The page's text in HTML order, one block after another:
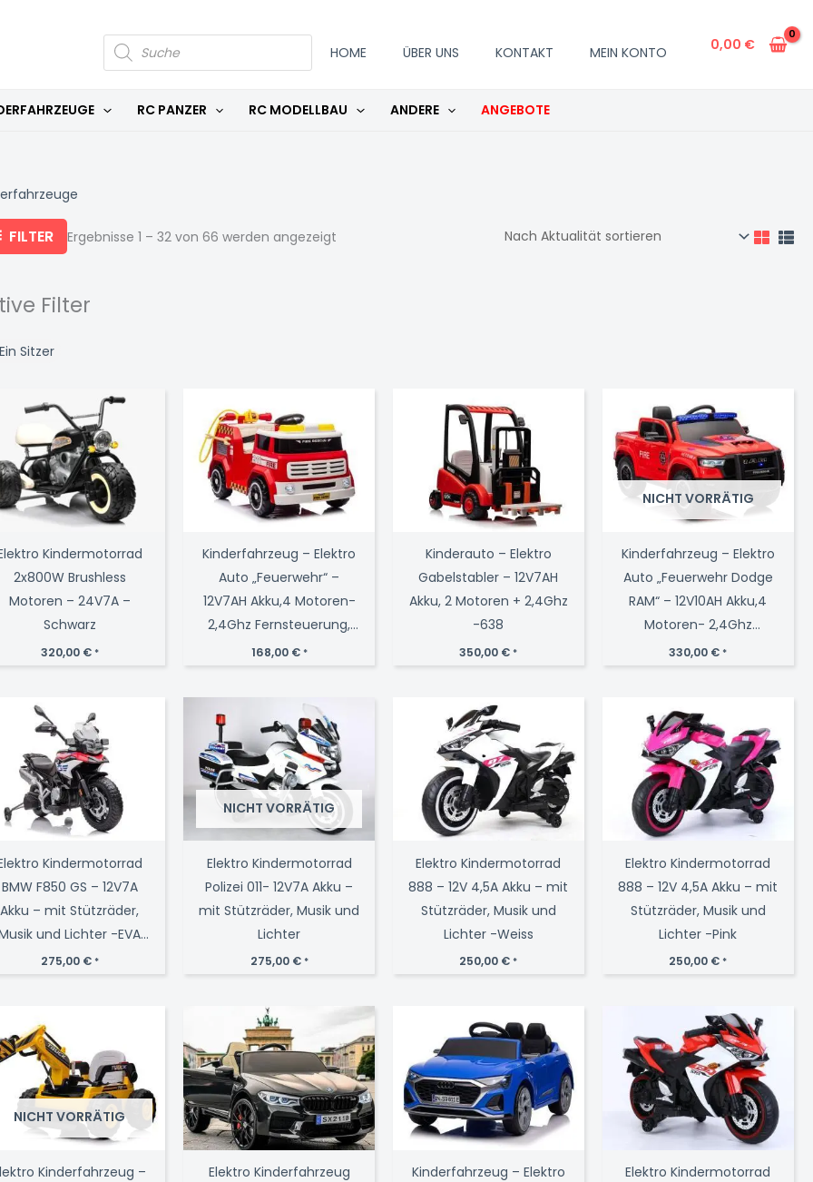
PRODUCTS
SEARCH HOME ÜBER UNS KONTAKT MEIN KONTO 0,00 €
RC PANZER RC MODELLBAU ANDERE ANGEBOTE
FILTER Ergebnisse 1 – 32 von 66 werden angezeigt
Filter
Ein Sitzer
Kindermotorrad
2x800W Brushless
Motoren – 24V7A –
Schwarz
320,00 € *
Kinderfahrzeug – Elektro
Auto „Feuerwehr“ –
12V7AH Akku,4 Motoren-
2,4Ghz Fernsteuerung,
MP3+Sirene -911P
168,00 € *
Kinderauto – Elektro
Gabelstabler – 12V7AH
Akku, 2 Motoren + 2,4Ghz
-638
350,00 € *
NICHT VORRÄTIG
Kinderfahrzeug – Elektro
Auto „Feuerwehr Dodge
RAM“ – 12V10AH Akku,4
Motoren- 2,4Ghz
Fernsteuerung,
330,00 € *
Kindermotorrad
BMW F850 GS – 12V7A
Akku – mit Stützräder,
und Lichter -EVA
Reifen
275,00 € *
NICHT VORRÄTIG
Elektro Kindermotorrad
Polizei 011- 12V7A Akku –
mit Stützräder, Musik und
Lichter
275,00 € *
Elektro Kindermotorrad
888 – 12V 4,5A Akku – mit
Stützräder, Musik und
Lichter -Weiss
250,00 € *
Elektro Kindermotorrad
888 – 12V 4,5A Akku – mit
Stützräder, Musik und
Lichter -Pink
250,00 € *
NICHT VORRÄTIG
Kinderfahrzeug –
Elektro Kinderfahrzeug
Kinderfahrzeug – Elektro
Elektro Kindermotorrad